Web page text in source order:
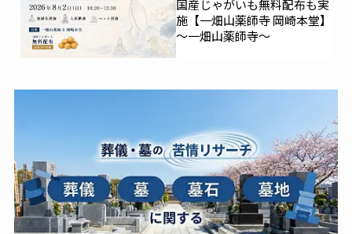
国産じゃがいも無料配布も実
施【一畑山薬師寺 岡崎本堂】
～一畑山薬師寺～